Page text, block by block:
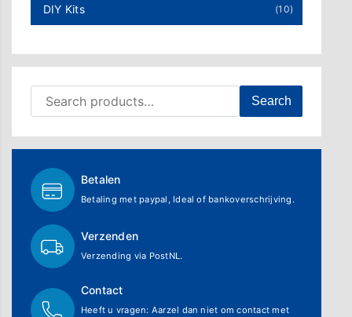
DIY Kits (10)
Search for: Search
Betalen
Betaling met paypal, Ideal of bankoverschrijving.
Verzenden
Verzending via PostNL.
Contact
Heeft u vragen: Aarzel dan niet om contact met